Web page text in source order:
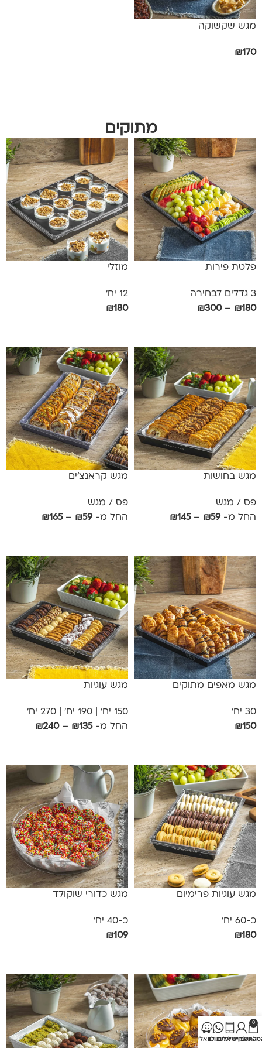
מגש שקשוקה
₪170
מתוקים
פלטת פירות
3 גדלים לבחירה
₪180
–
₪300
מוזלי
12 יח'
₪180
מגש בחושות
פס / מגש
החל מ-
₪59
–
₪145
מגש קראנצ'ים
פס / מגש
החל מ-
₪59
–
₪165
מגש מאפים מתוקים
30 יח'
₪150
מגש עוגיות
150 יח' | 190 יח' | 270 יח'
החל מ-
₪135
–
₪240
מגש עוגיות פרימיום
כ-60 יח'
₪180
מגש כדורי שוקולד
כ-40 יח'
₪109
0
שלי
החשבון שלי
חייגו אלינוכתבו לנונווטו אלינו